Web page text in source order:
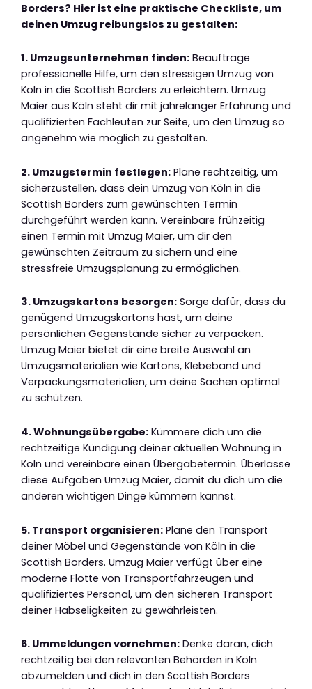
Borders? Hier ist eine praktische Checkliste, um
deinen Umzug reibungslos zu gestalten:
1. Umzugsunternehmen finden: Beauftrage
professionelle Hilfe, um den stressigen Umzug von
Köln in die Scottish Borders zu erleichtern. Umzug
Maier aus Köln steht dir mit jahrelanger Erfahrung und
qualifizierten Fachleuten zur Seite, um den Umzug so
angenehm wie möglich zu gestalten.
2. Umzugstermin festlegen: Plane rechtzeitig, um
sicherzustellen, dass dein Umzug von Köln in die
Scottish Borders zum gewünschten Termin
durchgeführt werden kann. Vereinbare frühzeitig
einen Termin mit Umzug Maier, um dir den
gewünschten Zeitraum zu sichern und eine
stressfreie Umzugsplanung zu ermöglichen.
3. Umzugskartons besorgen: Sorge dafür, dass du
genügend Umzugskartons hast, um deine
persönlichen Gegenstände sicher zu verpacken.
Umzug Maier bietet dir eine breite Auswahl an
Umzugsmaterialien wie Kartons, Klebeband und
Verpackungsmaterialien, um deine Sachen optimal
zu schützen.
4. Wohnungsübergabe: Kümmere dich um die
rechtzeitige Kündigung deiner aktuellen Wohnung in
Köln und vereinbare einen Übergabetermin. Überlasse
diese Aufgaben Umzug Maier, damit du dich um die
anderen wichtigen Dinge kümmern kannst.
5. Transport organisieren: Plane den Transport
deiner Möbel und Gegenstände von Köln in die
Scottish Borders. Umzug Maier verfügt über eine
moderne Flotte von Transportfahrzeugen und
qualifiziertes Personal, um den sicheren Transport
deiner Habseligkeiten zu gewährleisten.
6. Ummeldungen vornehmen: Denke daran, dich
rechtzeitig bei den relevanten Behörden in Köln
abzumelden und dich in den Scottish Borders